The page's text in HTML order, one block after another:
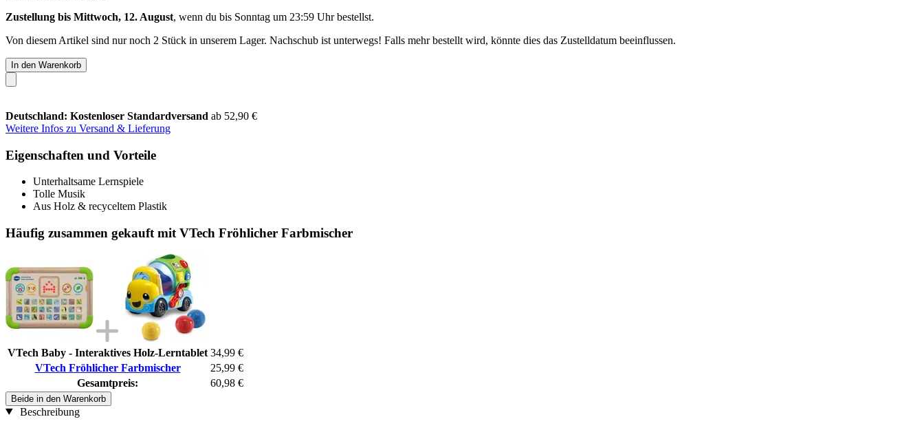
Zustellung bis Mittwoch, 12. August, wenn du bis Sonntag um 23:59 Uhrbestellst.
Von diesem Artikel sind nur noch 2 Stück in unserem Lager. Nachschub ist unterwegs! Falls mehr bestellt wird, könnte dies das Zustelldatum beeinflussen.
In den Warenkorb
Deutschland: Kostenloser Standardversand ab 52,90 €
Weitere Infos zu Versand & Lieferung
Eigenschaften und Vorteile
Unterhaltsame Lernspiele
Tolle Musik
Aus Holz & recyceltem Plastik
Häufig zusammen gekauft mit VTech Fröhlicher Farbmischer
VTech Baby - Interaktives Holz-Lerntablet 34,99 €
VTech Fröhlicher Farbmischer
25,99 €
Gesamtpreis:
60,98 €
Beide in den Warenkorb
Beschreibung